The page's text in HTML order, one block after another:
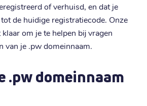
of verhuisd, en dat je
de huidige registratiecode. Onze
om je te helpen bij vragen
van je .pw domeinnaam.
.pw domeinnaam